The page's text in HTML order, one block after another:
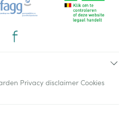
Privacy disclaimer Cookies